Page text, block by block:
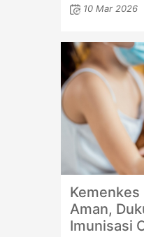
10 Mar 2026
Kemenkes
Aman,
Imunisasi